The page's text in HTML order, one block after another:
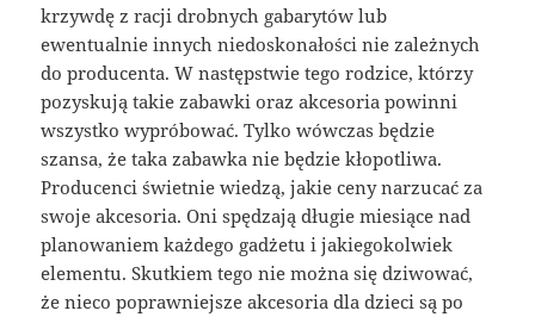
krzywdę z racji drobnych gabarytów lub
ewentualnie innych niedoskonałości nie zależnych
do producenta. W następstwie tego rodzice, którzy
pozyskują takie zabawki oraz akcesoria powinni
wszystko wypróbować. Tylko wówczas będzie
szansa, że taka zabawka nie będzie kłopotliwa.
Producenci świetnie wiedzą, jakie ceny narzucać za
swoje akcesoria. Oni spędzają długie miesiące nad
planowaniem każdego gadżetu i jakiegokolwiek
elementu. Skutkiem tego nie można się dziwować,
że nieco poprawniejsze akcesoria dla dzieci są po